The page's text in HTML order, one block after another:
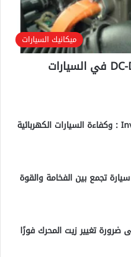
ميكانيك السيارات
كل شيء عن DC-DC Converter في السيارات
الإنڤيرتر Inverter : وكفاءة السيارات الكهربائية
تجمع بين الفخامة والقوة
ضرورة تغيير زيت المحرك فورًا